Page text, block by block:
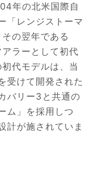
年の北米国際自
「レンジストーマ
の翌年である
ラーとして初代
代モデルは、当
受けて開発された
バリー3と共通の
ム」を採用しつ
計が施されていま